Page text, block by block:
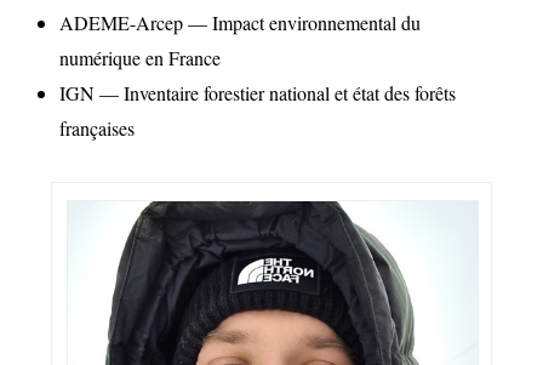
ADEME-Arcep — Impact environnemental du
numérique en France
IGN — Inventaire forestier national et état des forêts
françaises